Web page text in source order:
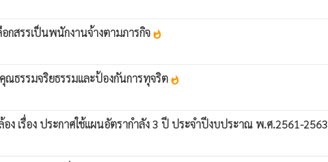
กสรรเป็นพนักงานจ้างตามภารกิจ whatshot
ณธรรมจริยธรรมและป้องกันการทุจริต whatshot
เรื่อง ประกาศใช้แผนอัตรากำลัง 3 ปี ประจำปีงบประาณ พ.ศ.2561-2563